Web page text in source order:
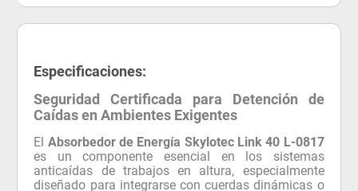
Especificaciones:
Seguridad Certificada para Detención de
Caídas en Ambientes Exigentes
El Absorbedor de Energía Skylotec Link 40 L-0817
es un componente esencial en los sistemas
anticaídas de trabajos en altura, especialmente
diseñado para integrarse con cuerdas dinámicas o